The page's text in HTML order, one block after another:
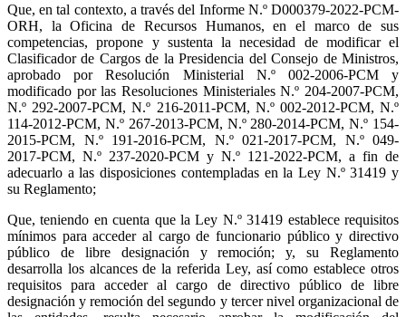
Que, en tal contexto, a través del Informe N.º D000379-2022-PCM-
ORH, la Oficina de Recursos Humanos, en el marco de sus
competencias, propone y sustenta la necesidad de modificar el
Clasificador de Cargos de la Presidencia del Consejo de Ministros,
aprobado por Resolución Ministerial N.º 002-2006-PCM y
modificado por las Resoluciones Ministeriales N.º 204-2007-PCM,
N.º 292-2007-PCM, N.º 216-2011-PCM, N.º 002-2012-PCM, N.º
114-2012-PCM, N.º 267-2013-PCM, N.º 280-2014-PCM, N.º 154-
2015-PCM, N.º 191-2016-PCM, N.º 021-2017-PCM, N.º 049-
2017-PCM, N.º 237-2020-PCM y N.º 121-2022-PCM, a fin de
adecuarlo a las disposiciones contempladas en la Ley N.º 31419 y
su Reglamento;
Que, teniendo en cuenta que la Ley N.º 31419 establece requisitos
mínimos para acceder al cargo de funcionario público y directivo
público de libre designación y remoción; y, su Reglamento
desarrolla los alcances de la referida Ley, así como establece otros
requisitos para acceder al cargo de directivo público de libre
designación y remoción del segundo y tercer nivel organizacional de